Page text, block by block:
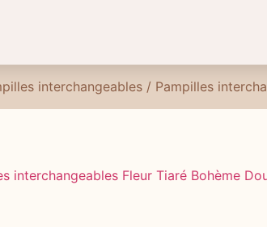
interchangeables / Pampilles